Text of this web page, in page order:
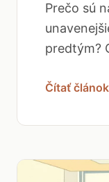
Prečo sú
predtým?
Čítať